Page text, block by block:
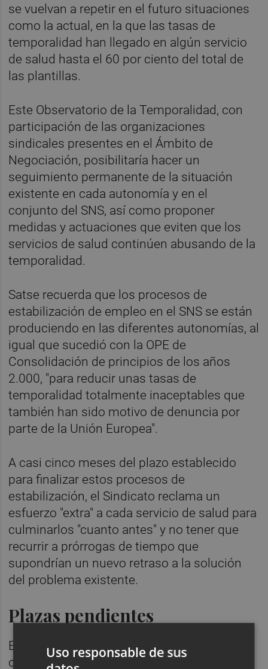
se vuelvan a repetir en el futuro situaciones
como la actual, en la que las tasas de
temporalidad han llegado en algún servicio
de salud hasta el 60 por ciento del total de
las plantillas.
Este Observatorio de la Temporalidad, con
participación de las organizaciones
sindicales presentes en el Ámbito de
Negociación, posibilitaría hacer un
seguimiento permanente de la situación
existente en cada autonomía y en el
conjunto del SNS, así como proponer
medidas y actuaciones que eviten que los
servicios de salud continúen abusando de la
temporalidad.
Satse recuerda que los procesos de
estabilización de empleo en el SNS se están
produciendo en las diferentes autonomías, al
igual que sucedió con la OPE de
Consolidación de principios de los años
2.000, "para reducir unas tasas de
temporalidad totalmente inaceptables que
también han sido motivo de denuncia por
parte de la Unión Europea".
A casi cinco meses del plazo establecido
para finalizar estos procesos de
estabilización, el Sindicato reclama un
esfuerzo "extra" a cada servicio de salud para
culminarlos "cuanto antes" y no tener que
recurrir a prórrogas de tiempo que
supondrían un nuevo retraso a la solución
del problema existente.
Plazas pendientes
En el caso de las enfermeras, las CCAA han
convocado un total de 18.168 plazas, a
Uso responsable de sus